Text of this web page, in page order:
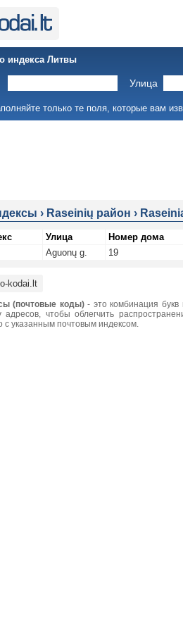
индекса Литвы
Улица
только те поля, которые вам
› Raseinių район ›
Улица Номер дома
Aguonų g. 19
kodai.lt
(почтовые коды)- это комбинация букв
адресов, чтобы облегчить
с указанным почтовым индексом.